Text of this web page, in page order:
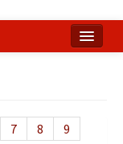
7 8
9